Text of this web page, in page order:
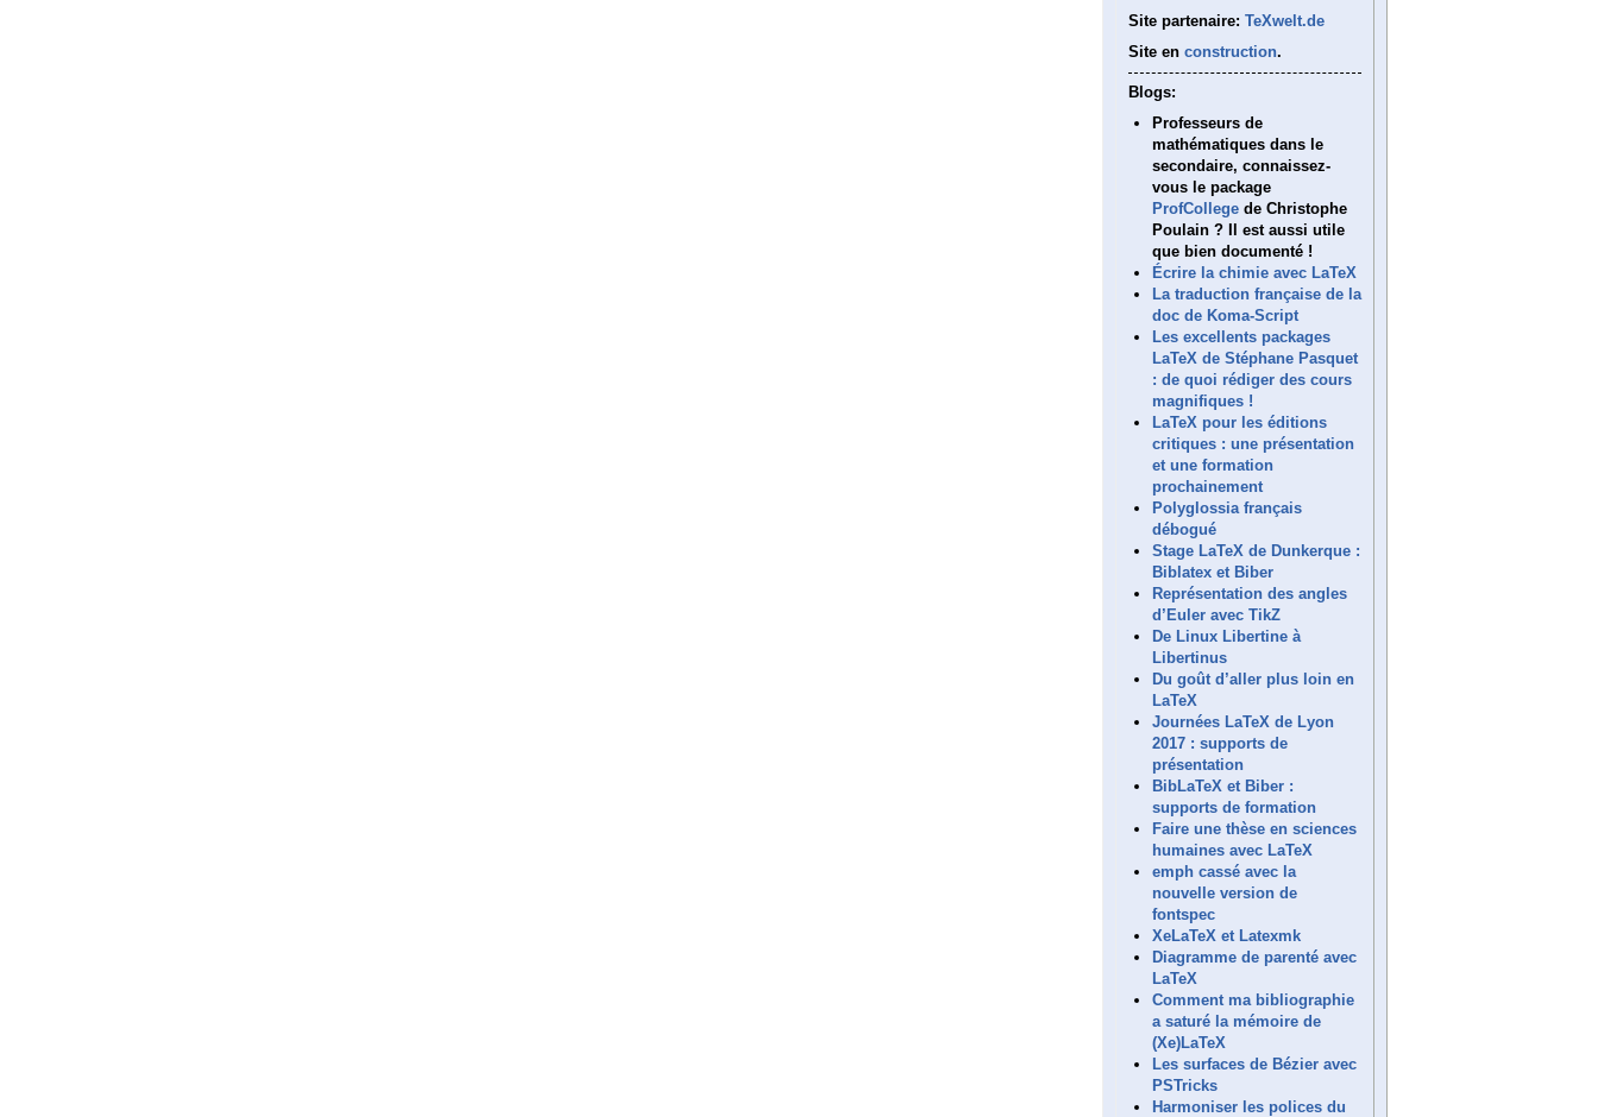
Site partenaire: TeXwelt.de
Site en construction.
Blogs:
Professeurs de
mathématiques dans le
secondaire, connaissez-
vous le package
ProfCollege de Christophe
Poulain ? Il est aussi utile
que bien documenté !
Écrire la chimie avec LaTeX
La traduction française de la
doc de Koma-Script
Les excellents packages
LaTeX de Stéphane Pasquet
: de quoi rédiger des cours
magnifiques !
LaTeX pour les éditions
critiques : une présentation
et une formation
prochainement
Polyglossia français
débogué
Stage LaTeX de Dunkerque :
Biblatex et Biber
Représentation des angles
d’Euler avec TikZ
De Linux Libertine à
Libertinus
Du goût d’aller plus loin en
LaTeX
Journées LaTeX de Lyon
2017 : supports de
présentation
BibLaTeX et Biber :
supports de formation
Faire une thèse en sciences
humaines avec LaTeX
emph cassé avec la
nouvelle version de
fontspec
XeLaTeX et Latexmk
Diagramme de parenté avec
LaTeX
Comment ma bibliographie
a saturé la mémoire de
(Xe)LaTeX
Les surfaces de Bézier avec
PSTricks
Harmoniser les polices du